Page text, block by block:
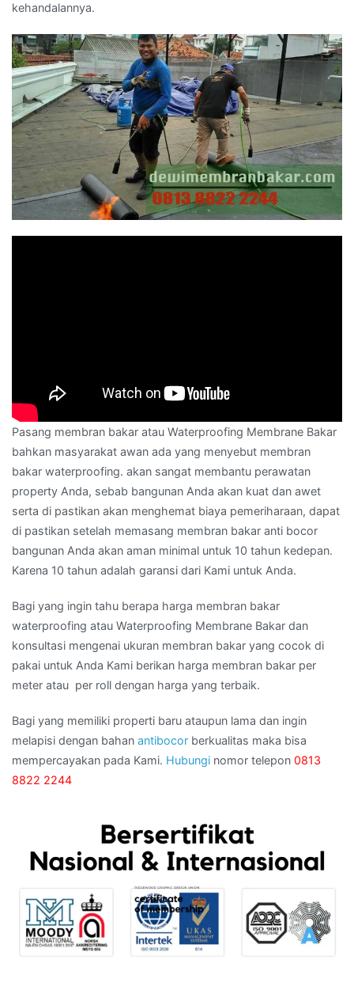
kehandalannya.
Pasang membran bakar atau Waterproofing Membrane Bakar
bahkan masyarakat awan ada yang menyebut membran
bakar waterproofing. akan sangat membantu perawatan
property Anda, sebab bangunan Anda akan kuat dan awet
serta di pastikan akan menghemat biaya pemeriharaan, dapat
di pastikan setelah memasang membran bakar anti bocor
bangunan Anda akan aman minimal untuk 10 tahun kedepan.
Karena 10 tahun adalah garansi dari Kami untuk Anda.
Bagi yang ingin tahu berapa harga membran bakar
waterproofing atau Waterproofing Membrane Bakar dan
konsultasi mengenai ukuran membran bakar yang cocok di
pakai untuk Anda Kami berikan harga membran bakar per
meter atau per roll dengan harga yang terbaik.
Bagi yang memiliki properti baru ataupun lama dan ingin
melapisi dengan bahan antibocor berkualitas maka bisa
mempercayakan pada Kami. Hubungi nomor telepon 0813
8822 2244